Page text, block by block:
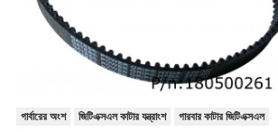
গার্বারের অংশ জিটিএক্সএল কাটার যন্ত্রাংশ গারবার কাটার জিটিএক্সএল